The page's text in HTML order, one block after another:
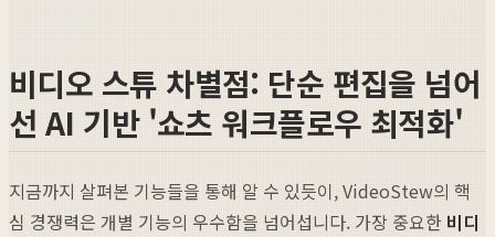
비디오 스튜 차별점: 단순 편집을 넘어
선 AI 기반 '쇼츠 워크플로우 최적화'
지금까지 살펴본 기능들을 통해 알 수 있듯이, VideoStew의 핵
심 경쟁력은 개별 기능의 우수함을 넘어섭니다. 가장 중요한 비디